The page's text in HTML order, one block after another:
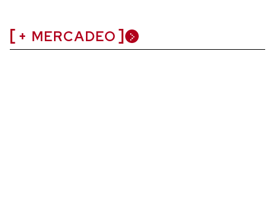
+ MERCADEO